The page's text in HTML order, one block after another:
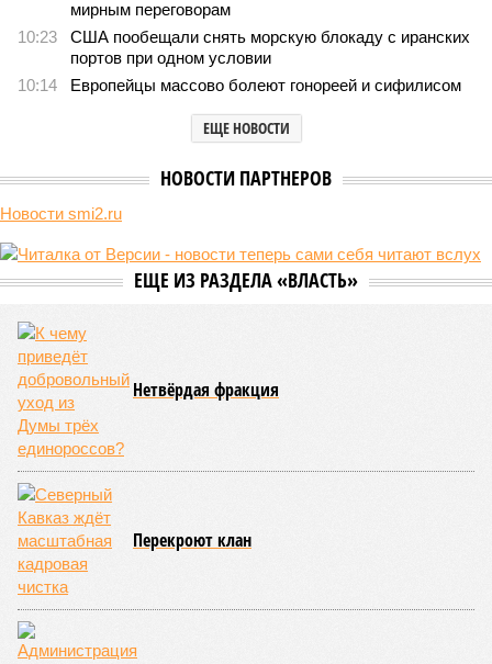
Импортозамещение беспилотников оказалось мошеннической схемой?
Состоялся один из самых громких арестов этого года. По
отправлена группа топ-менеджеров ГК «ЭФКО» во главе с
долларовым миллиардером Валерием Кустовым, а также
подельникам вменяют в вину махинации с дронами – якобы
концессионеры закупали БПЛА в Китае, а затем под видом
продукции российского производства продавали их втридорога
Минобороны. Ущерб исчисляется миллиардами, но только ли
ими?
Список арестованных выглядит представительно. В нём
основной владелец одного из лидеров отечественного АПК
– группы компаний «ЭФКО»Валерий Кустов,
замдиректора по развитию
по стратегическому развитию
гендиректор ГКЕвгений Ляшенкои замначальника
управления беспилотных систем и робототехники
Минпромторга России